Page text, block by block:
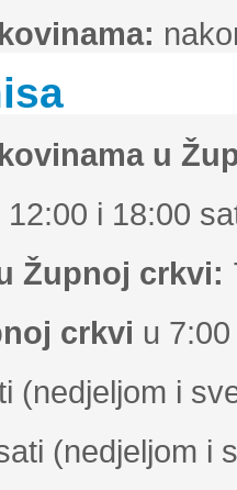
u
i 18:00
Župnoj crkvi:
crkvi u
(nedjeljom i
(nedjeljom i